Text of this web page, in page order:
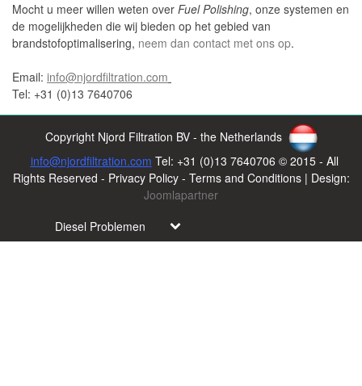
Mocht u meer willen weten over Fuel Polishing, onze systemen en
de mogelijkheden die wij bieden op het gebied van
brandstofoptimalisering, neem dan contact met ons op.
Email: info@njordfiltration.com
Tel: +31 (0)13 7640706
Copyright Njord Filtration BV - the Netherlands
info@njordfiltration.com Tel: +31 (0)13 7640706 © 2015 - All
Rights Reserved - Privacy Policy - Terms and Conditions | Design:
Joomlapartner
Diesel Problemen